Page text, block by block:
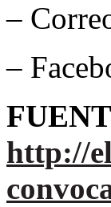
–
–
http://